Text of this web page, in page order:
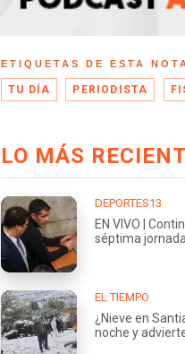
ETIQUETAS DE ESTA
TU DÍA PERIODISTA
LO MÁS
DEPORTES13
EN VIVO |
séptima
EL TIEMPO
¿Nieve en
noche y